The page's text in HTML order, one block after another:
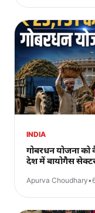
INDIA
गोबरधन योजना
देश में बायोगैस
Apurva Choudhary•